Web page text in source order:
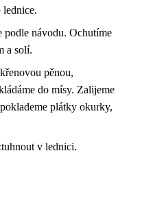
podle návodu. Ochutíme
a solí.
pěnou,
do mísy. Zalijeme
plátky okurky,
v lednici.